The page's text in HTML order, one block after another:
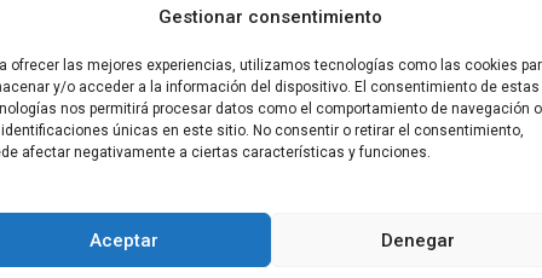
Gestionar consentimiento
ofrecer las mejores experiencias, utilizamos tecnologías como las cookies
y/o acceder a la información del dispositivo. El consentimiento de estas
nos permitirá procesar datos como el comportamiento de navegación o
identificaciones únicas en este sitio. No consentir o retirar el consentimiento,
afectar negativamente a ciertas características y funciones.
Aceptar Denegar
el Real Madrid presentará una denuncia formal ante la
una campaña constante destinada a
intencionadas.
deportivos, comentó el conflicto entre